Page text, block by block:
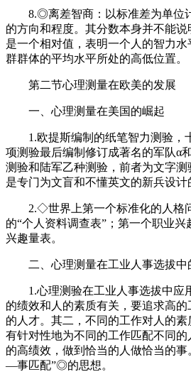
8.◎离差智商：以标准差为单位
的方向和程度。其分数本身并不能
是一个相对值，表明一个人的智力水
群群体的平均水平所处的高低位置。
第二节心理测量在欧美的发展
一、心理测量在美国的崛起
1.欧提斯编制的纸笔智力测验，
项测验最后编制修订成著名的军队α
测验和陆军乙种测验，前者为文字测
是专门为文盲和不懂英文的新兵设计
2.◇世界上第一个标准化的人格
的“个人资料调查表”；第一个职业
兴趣量表。
二、心理测量在工业人事选拔中
1.心理测验在工业人事选拔中应
的绩效和人的素质有关，要追求高
的人才。其二，不同的工作对人的
有针对性地为不同的工作匹配不同
的高绩效，做到恰当的人做恰当的事
—事匹配”◎的思想。